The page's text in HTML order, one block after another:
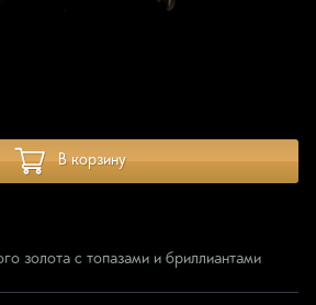
В корзину
золота с топазами и бриллиантами